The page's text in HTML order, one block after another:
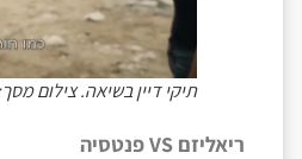
תיקי דיין בשיאה. צילום
ריאליזם VSפנטסיה